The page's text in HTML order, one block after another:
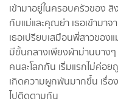
เข้ามาอยู่ในครอบครัวของ
กับแม่และคุณย่า เธอเข้ามา
เธอเปรียบเสมือนพี่สาวขอ
มีขั้นกลางเพียงผ้าม่านบางๆ
คนละโลกกัน เริ่มแรกไม่ค่อ
เกิดความผูกพันมากขึ้น เรื่อ
ไปติดตามกัน